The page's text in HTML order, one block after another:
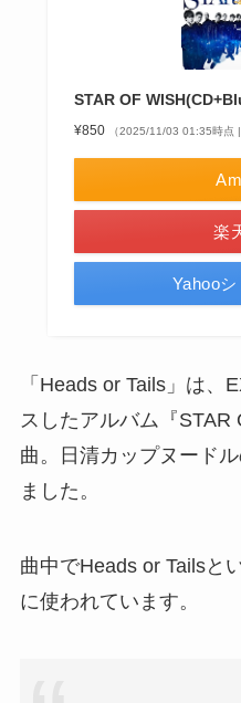
STAR OF
¥850 （2025/11/03 01:35時点 |
楽
Yahoo
「Heads or Tails」は、
スしたアルバム『
曲。日清カップヌード
ました。
曲中でHeads or Tailsと
に使われています。